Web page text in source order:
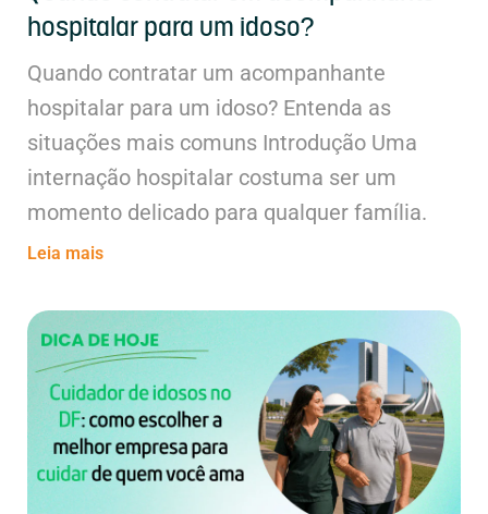
hospitalar para um idoso?
Quando contratar um acompanhante
hospitalar para um idoso? Entenda as
situações mais comuns Introdução Uma
internação hospitalar costuma ser um
momento delicado para qualquer família.
Leia mais